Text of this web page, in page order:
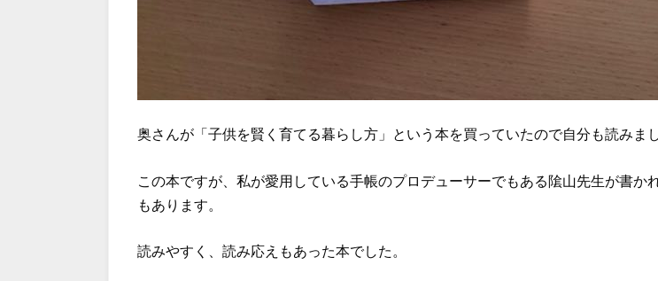
奥さんが「子供を賢く育てる暮らし方」という本を買っていたので自分も読みまし
この本ですが、私が愛用している手帳のプロデューサーでもある隂山先生が書か
もあります。
読みやすく、読み応えもあった本でした。